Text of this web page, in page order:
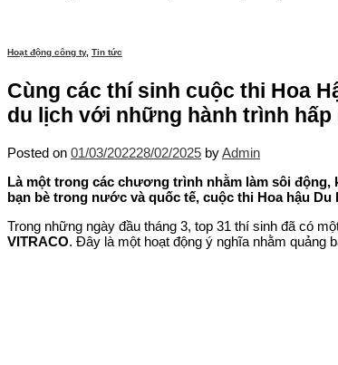
Hoạt động công ty, Tin tức
Cùng các thí sinh cuộc thi Hoa
du lịch với những hành trình hấp
Posted on 01/03/202228/02/2025 byAdmin
Là một trong các chương trình nhằm làm sôi động,
bạn bè trong nước và quốc tế, cuộc thi Hoa hậu
Trong những ngày đầu tháng 3, top 31 thí sinh đã có
VITRACO. Đây là một hoạt động ý nghĩa nhằm quảng